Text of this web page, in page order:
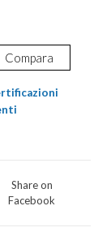
Compara
Share on
Facebook